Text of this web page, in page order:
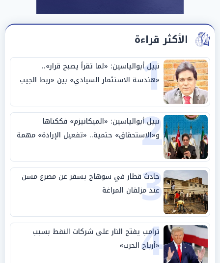
الأكثر قراءة
1
نبيل أبوالياسين: «لما تقرأ يصبح قرار»..
«هندسة الاستثمار السيادي» بين «ربط الجيب
بالوطن» و«سيادة الكلمة»
2
نبيل أبوالياسين: «الميكانيزم» فككناها
و«الاستحقاق» حتمية.. «تفعيل الإرادة» مهمة
الجامعة العربية
3
حادث قطار في سوهاج يسفر عن مصرع مسن
عند مزلقان المراغة
4
ترامب يفتح النار على شركات النفط بسبب
«أرباح الحرب»